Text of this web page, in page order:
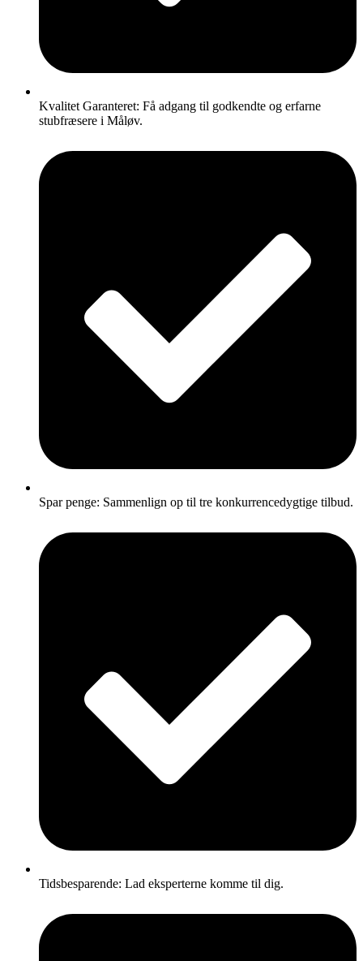
Kvalitet Garanteret: Få adgang til godkendte og erfarne
stubfræsere i Måløv.
Spar penge: Sammenlign op til tre konkurrencedygtige tilbud.
Tidsbesparende: Lad eksperterne komme til dig.